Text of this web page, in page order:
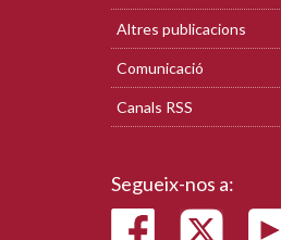
Altres publicacions
Comunicació
Canals RSS
Segueix-nos a: